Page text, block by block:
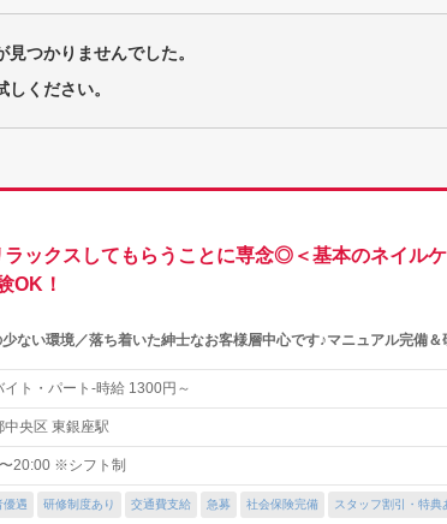
つかりませんでした。
ください。
ックスしてもらうことに専念◎＜基本のネイル
OK！
少ない環境／落ち着いた紳士なお客様層中心です♪マニュアル完備
イト・パート-時給 1300円～
中央区 東銀座駅
20:00 ※シフト制
優遇 研修制度あり 交通費支給 急募 社会保険完備 スタッフ割引・特典